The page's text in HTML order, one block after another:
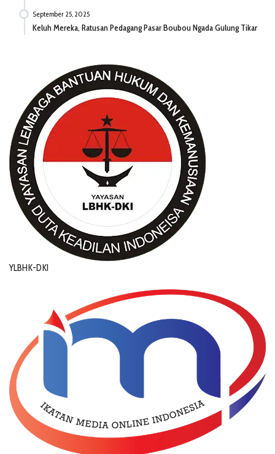
September 25, 2025
Keluh Mereka, Ratusan Pedagang Pasar Boubou Ngada Gulung Tikar
YLBHK-DKI